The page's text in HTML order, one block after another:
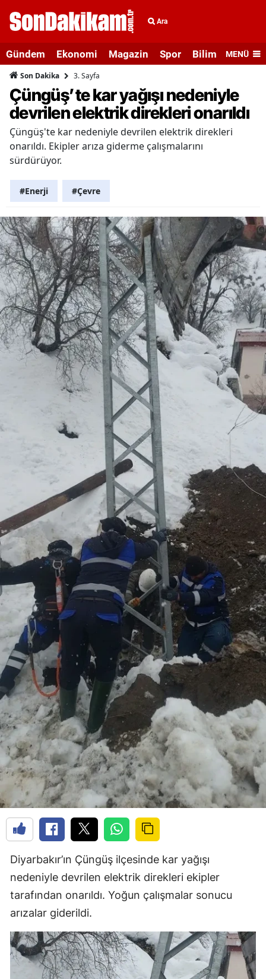
Ara
Gündem Ekonomi Magazin Spor Bilim veMENÜ
Son Dakika 3. Sayfa
Çüngüş’te kar yağışı nedeniyle
devrilen elektrik direkleri onarıldı
Çüngüş'te kar nedeniyle devrilen elektrik direkleri
onarıldı. Ekipler arıza giderme çalışmalarını
sürdürüyor.
#Enerji #Çevre
Diyarbakır’ın Çüngüş ilçesinde kar yağışı
nedeniyle devrilen elektrik direkleri ekipler
tarafından onarıldı. Yoğun çalışmalar sonucu
arızalar giderildi.